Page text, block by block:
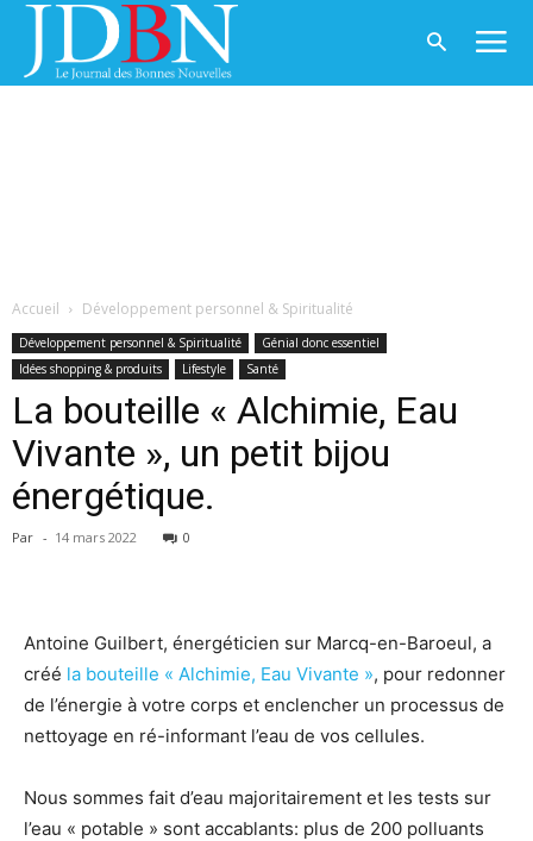
Accueil Développement personnel & Spiritualité
Développement personnel & Spiritualité
Génial donc essentiel
Idées shopping & produits
Lifestyle Santé
La bouteille « Alchimie, Eau
Vivante », un petit bijou
énergétique.
Par - 14 mars 2022 0
Antoine Guilbert, énergéticien sur Marcq-en-Baroeul, a
créé la bouteille « Alchimie, Eau Vivante », pour redonner
de l’énergie à votre corps et enclencher un processus de
nettoyage en ré-informant l’eau de vos cellules.
Nous sommes fait d’eau majoritairement et les tests sur
l’eau « potable » sont accablants: plus de 200 polluants